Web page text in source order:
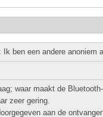
Ik ben een andere anoniem
waar maakt de
zeer gering.
aan de